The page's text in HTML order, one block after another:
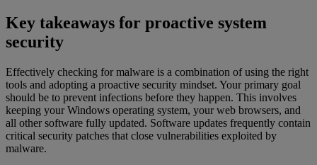
Key takeaways for proactive system
security
Effectively checking for malware is a combination of using the right
tools and adopting a proactive security mindset. Your primary goal
should be to prevent infections before they happen. This involves
keeping your Windows operating system, your web browsers, and
all other software fully updated. Software updates frequently contain
critical security patches that close vulnerabilities exploited by
malware.